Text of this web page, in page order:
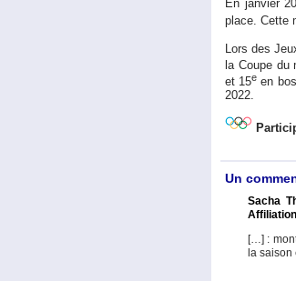
En janvier
place. Cette
Lors des
la Coupe du
et 15e en
2022.
Un
Sacha
Affiliation
[…] :
la saison